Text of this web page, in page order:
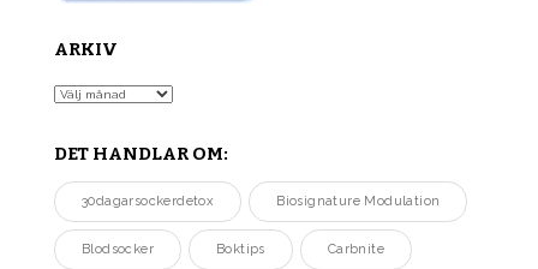
ARKIV
Arkiv
DET HANDLAR OM:
30dagarsockerdetox Biosignature Modulation
Blodsocker Boktips Carbnite